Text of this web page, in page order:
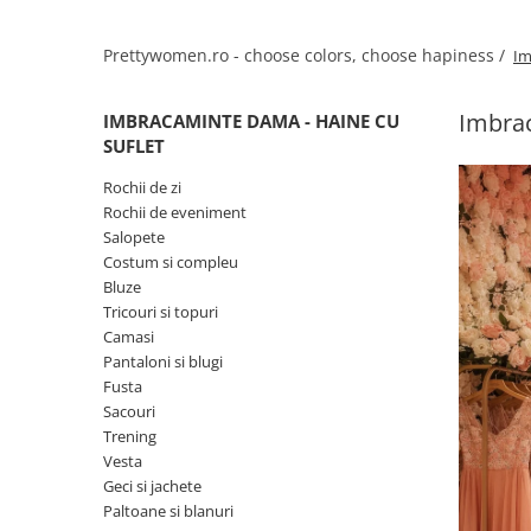
Prettywomen.ro - choose colors, choose hapiness /
IMBRACAMINTE DAMA - HAINE CU
SUFLET
Rochii de zi
Rochii de eveniment
Salopete
Costum si compleu
Bluze
Tricouri si topuri
Camasi
Pantaloni si blugi
Fusta
Sacouri
Trening
Vesta
Geci si jachete
Paltoane si blanuri